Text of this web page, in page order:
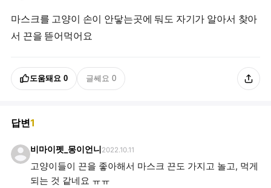
마스크를 고양이 손이 안닿는곳에 둬도 자기가 알아서 찾아
서 끈을 뜯어먹어요
도움돼요 0 글쎄요 0
답변1
비마이펫_몽이언니 2022.10.11
고양이들이 끈을 좋아해서 마스크 끈도 가지고 놀고, 먹게
되는 것 같네요 ㅠㅠ